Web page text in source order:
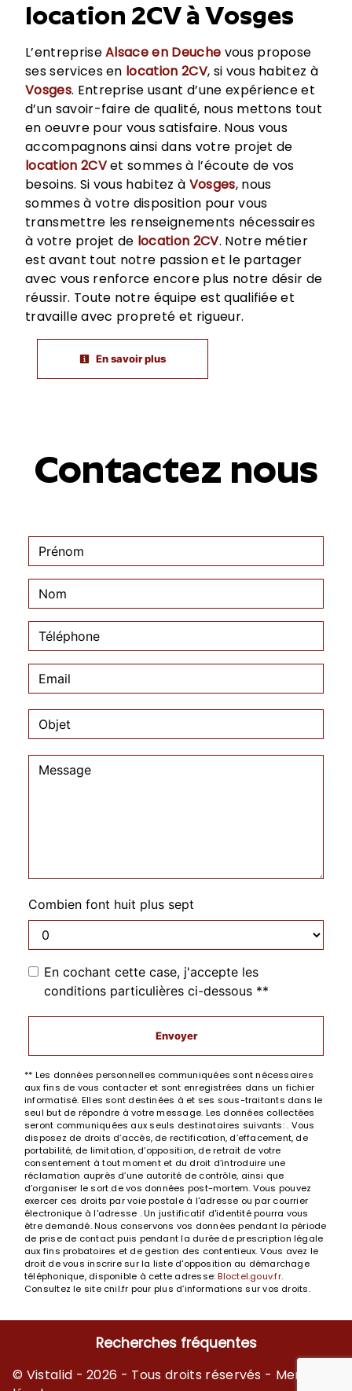
location 2CV à Vosges
L’entrepriseAlsace en Deuche vous propose
ses services en location 2CV, si vous habitez à
Vosges. Entreprise usant d’une expérience et
d’un savoir-faire de qualité, nous mettons tout
en oeuvre pour vous satisfaire. Nous vous
accompagnons ainsi dans votre projet de
location 2CVet sommes à l’écoute de vos
besoins. Si vous habitez à Vosges, nous
sommes à votre disposition pour vous
transmettre les renseignements nécessaires
à votre projet de location 2CV. Notre métier
est avant tout notre passion et le partager
avec vous renforce encore plus notre désir de
réussir. Toute notre équipe est qualifiée et
travaille avec propreté et rigueur.
En savoir plus
Contactez nous
Combien font huit plus sept
En cochant cette case, j'accepte les
conditions particulières ci-dessous **
Envoyer
** Les données personnelles communiquées sont nécessaires
aux fins de vous contacter et sont enregistrées dans un fichier
informatisé. Elles sont destinées à et ses sous-traitants dans le
seul but de répondre à votre message. Les données collectées
seront communiquées aux seuls destinataires suivants: . Vous
disposez de droits d’accès, de rectification, d’effacement, de
portabilité, de limitation, d’opposition, de retrait de votre
consentement à tout moment et du droit d’introduire une
réclamation auprès d’une autorité de contrôle, ainsi que
d’organiser le sort de vos données post-mortem. Vous pouvez
exercer ces droits par voie postale à l'adresse ou par courrier
électronique à l'adresse . Un justificatif d'identité pourra vous
être demandé. Nous conservons vos données pendant la période
de prise de contact puis pendant la durée de prescription légale
aux fins probatoires et de gestion des contentieux. Vous avez le
droit de vous inscrire sur la liste d'opposition au démarchage
téléphonique, disponible à cette adresse:Bloctel.gouv.fr.
Consultez le site cnil.fr pour plus d’informations sur vos droits.
Recherches fréquentes
© Vistalid - 2026 - Tous droits réservés - Mentions